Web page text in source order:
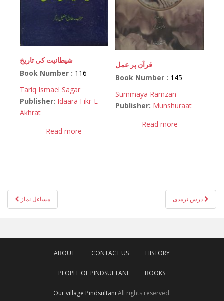
شیطانیت کی تاریخ
Book Number : 116
Tariq Ismael Sagar
Publisher: Idaara Fikr-E-
Akhrat
Read more
قرآن پر عمل
Book Number : 145
Summaya Ramzan
Publisher: Munshuraat
Read more
Post
navigation
مساءل نماز
ABOUT CONTACT US HISTORY
PEOPLE OF PINDSULTANI BOOKS
Our village Pindsultani All rights reserved.